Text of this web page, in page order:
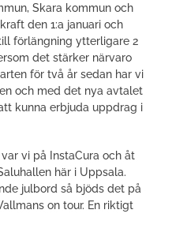
Skara kommun och
den 1:a januari och
förlängning ytterligare 2
det stärker närvaro
för två år sedan har vi
och med det nya avtalet
kunna erbjuda uppdrag i
vi på InstaCura och åt
här i Uppsala.
julbord så bjöds det på
on tour. En riktigt